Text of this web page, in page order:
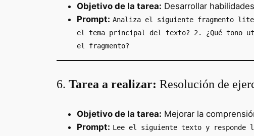
Objetivo de la tarea: Desarrollar
Prompt: Analiza el siguiente fragmento
el tema principal del texto? 2. ¿Qué tono
el fragmento?
6. Tarea a realizar: Resolución de
Objetivo de la tarea: Mejorar la
Prompt: Lee el siguiente texto y responde